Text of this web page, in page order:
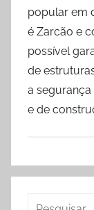
popular em
é Zarcão e
possível
de
a segurança
e de
Pesquisar